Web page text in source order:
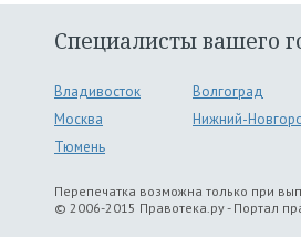
Специалисты вашего
Владивосток
Волгоград
Москва
Нижний-
Тюмень
Перепечатка возможна только при
© 2006-2015 Правотека.ру - Портал